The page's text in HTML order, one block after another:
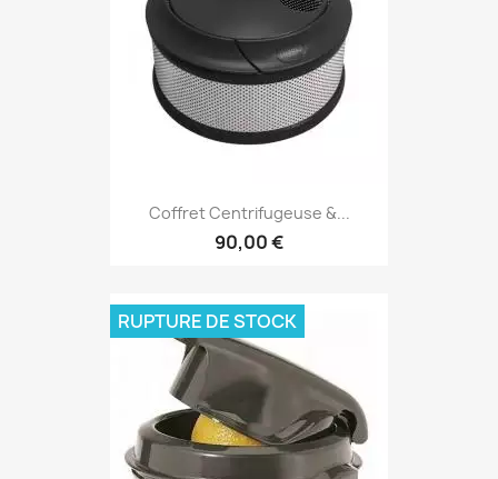
Coffret Centrifugeuse &...
90,00 €
RUPTURE DE STOCK